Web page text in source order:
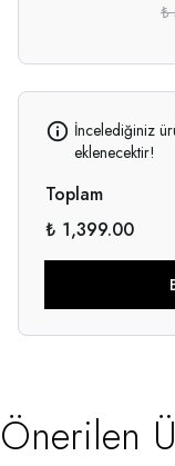
₺
İncelediğiniz
eklenecektir!
Toplam
₺ 1,399.00
Önerilen